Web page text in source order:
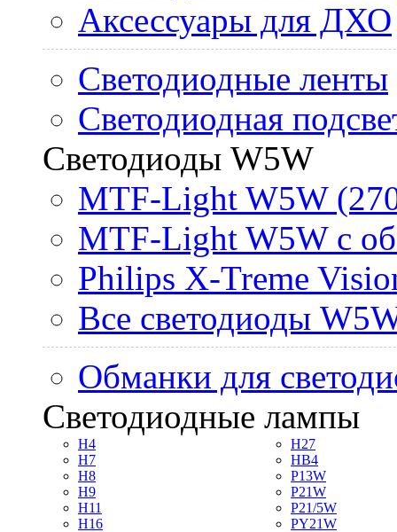
Аксессуары для ДХО
Светодиодные ленты
Светодиодная
Светодиоды W5W
MTF-Light W5W
MTF-Light W5W с
Philips X-Treme
Все светодиоды
Обманки для
Светодиодные лампы
H4
H7
H8
H9
H11
H16
H27
HB4
P13W
P21W
P21/5W
PY21W